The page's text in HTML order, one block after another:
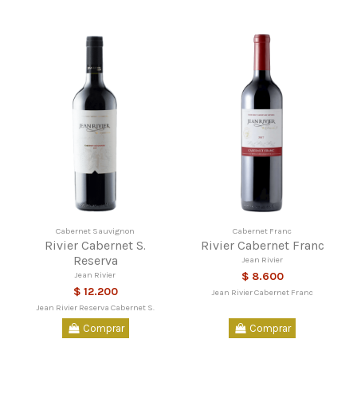
Cabernet Sauvignon
Rivier Cabernet S.
Reserva
Jean Rivier
$ 12.200
Jean Rivier Reserva Cabernet S.
Comprar
Cabernet Franc
Rivier Cabernet Franc
Jean Rivier
$ 8.600
Jean Rivier Cabernet Franc
Comprar